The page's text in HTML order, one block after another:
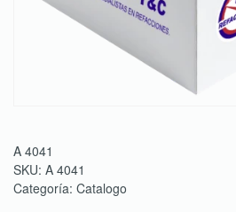
A 4041
SKU: A 4041
Categoría: Catalogo